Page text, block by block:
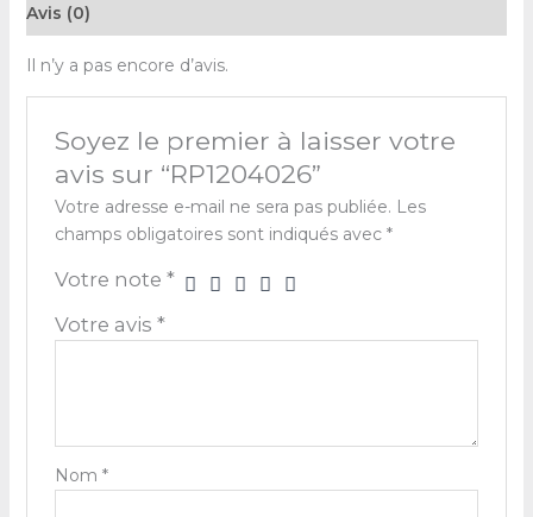
Avis (0)
Il n’y a pas encore d’avis.
Soyez le premier à laisser votre
avis sur “RP1204026”
Votre adresse e-mail ne sera pas publiée. Les
champs obligatoires sont indiqués avec *
Votre note *
Votre avis *
Nom *